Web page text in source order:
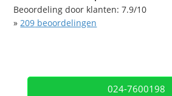
Beoordeling door klanten:7.9/10
»209 beoordelingen
024-7600198